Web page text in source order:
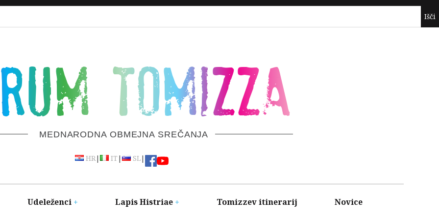
TOMIZZA
MEDNARODNA OBMEJNA SREČANJA
HR| IT | SL|
Udeleženci Lapis Histriae Tomizzev itinerarij Novice